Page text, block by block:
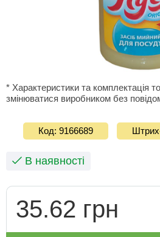
* Характеристики та комплектація
змінюватися виробником без
Код: 9166689
В наявності
35.62 грн